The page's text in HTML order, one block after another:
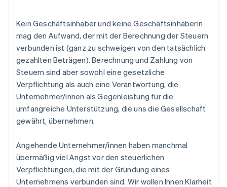
Kein Geschäftsinhaber und keine Geschäftsinhaberin
mag den Aufwand, der mit der Berechnung der Steuern
verbunden ist (ganz zu schweigen von den tatsächlich
gezahlten Beträgen). Berechnung und Zahlung von
Steuern sind aber sowohl eine gesetzliche
Verpflichtung als auch eine Verantwortung, die
Unternehmer/innen als Gegenleistung für die
umfangreiche Unterstützung, die uns die Gesellschaft
gewährt, übernehmen.
Angehende Unternehmer/innen haben manchmal
übermäßig viel Angst vor den steuerlichen
Verpflichtungen, die mit der Gründung eines
Unternehmens verbunden sind. Wir wollen Ihnen Klarheit